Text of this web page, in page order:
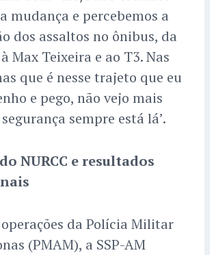
mudança e percebemos a
dos assaltos no ônibus, da
Max Teixeira e ao T3. Nas
que é nesse trajeto que eu
e pego, não vejo mais
sempre está lá’.
NURCC e resultados
da Polícia Militar
(PMAM), a SSP-AM